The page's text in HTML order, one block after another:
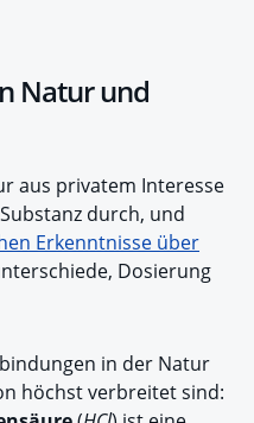
Natur und
aus privatem Interesse
durch, und
Erkenntnisse über
Dosierung
in der Natur
höchst verbreitet sind: